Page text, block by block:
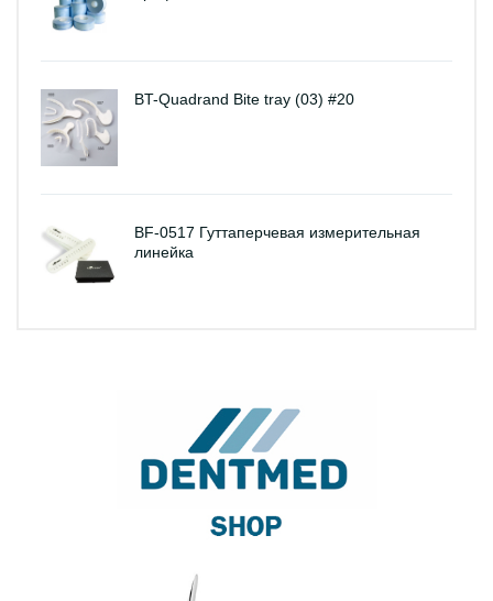
BT-Quadrand Bite tray (03) #20
BF-0517 Гуттаперчевая измерительная
линейка